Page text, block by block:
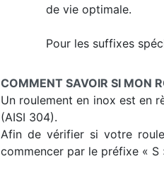
de vie optimale.
Pour les suffixes
COMMENT SAVOIR SI MON
Un roulement en inox est en
(AISI 304).
Afin de vérifier si votre
commencer par le préfixe «